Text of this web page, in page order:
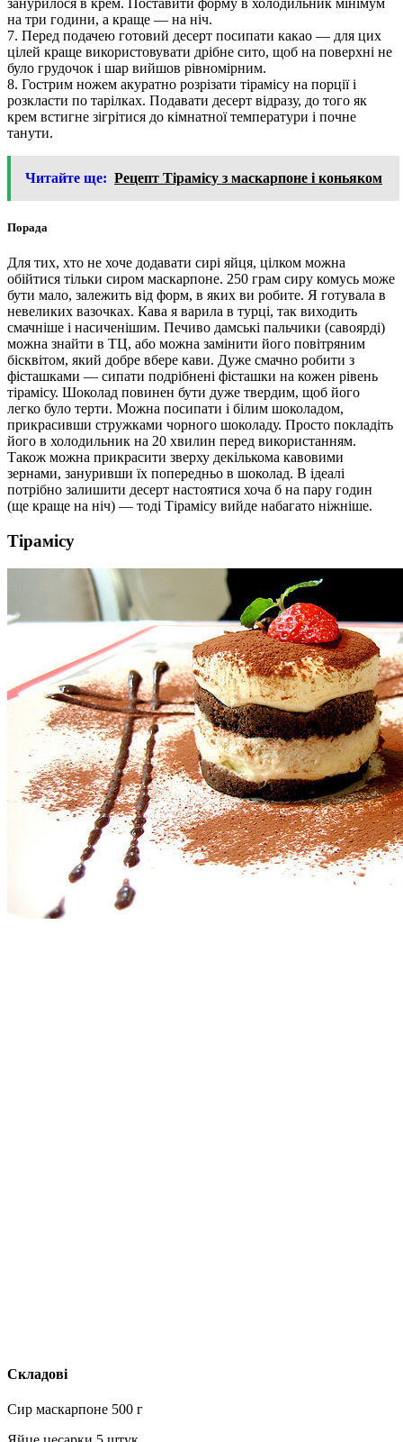
на три години, а краще — на ніч.
7. Перед подачею готовий десерт посипати какао — для цих
цілей краще використовувати дрібне сито, щоб на поверхні не
було грудочок і шар вийшов рівномірним.
8. Гострим ножем акуратно розрізати тірамісу на порції і
розкласти по тарілках. Подавати десерт відразу, до того як
крем встигне зігрітися до кімнатної температури і почне
танути.
Читайте ще: Рецепт Тірамісу з маскарпоне і коньяком
Порада
Для тих, хто не хоче додавати сирі яйця, цілком можна
обійтися тільки сиром маскарпоне. 250 грам сиру комусь може
бути мало, залежить від форм, в яких ви робите. Я готувала в
невеликих вазочках. Кава я варила в турці, так виходить
смачніше і насиченішим. Печиво дамські пальчики (савоярді)
можна знайти в ТЦ, або можна замінити його повітряним
бісквітом, який добре вбере кави. Дуже смачно робити з
фісташками — сипати подрібнені фісташки на кожен рівень
тірамісу. Шоколад повинен бути дуже твердим, щоб його
легко було терти. Можна посипати і білим шоколадом,
прикрасивши стружками чорного шоколаду. Просто покладіть
його в холодильник на 20 хвилин перед використанням.
Також можна прикрасити зверху декількома кавовими
зернами, зануривши їх попередньо в шоколад. В ідеалі
потрібно залишити десерт настоятися хоча б на пару годин
(ще краще на ніч) — тоді Тірамісу вийде набагато ніжніше.
Тірамісу
Складові
Сир маскарпоне 500 г